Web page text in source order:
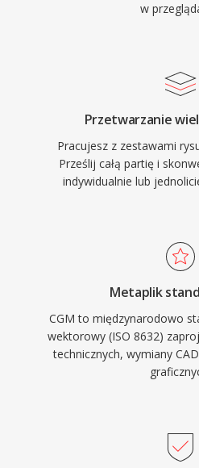
w
Przetwarzanie
Pracujesz z zestawami
Prześlij całą partię i
indywidualnie lub
Metaplik
CGM to międzynarodowo
wektorowy (ISO 8632)
technicznych, wymiany